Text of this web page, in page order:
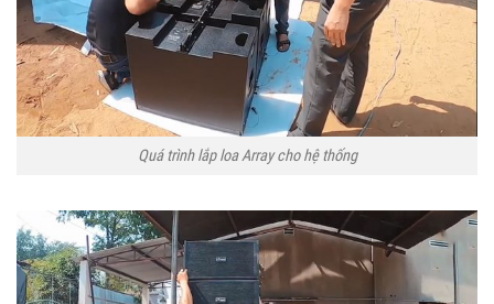
Quá trình lắp loa Array cho hệ thống